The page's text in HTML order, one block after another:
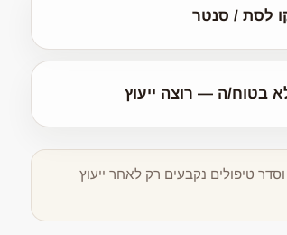
לסת / סנטר
בטוח/ה — רוצה ייעוץ
טיפולים נקבעים רק לאחר ייעוץ